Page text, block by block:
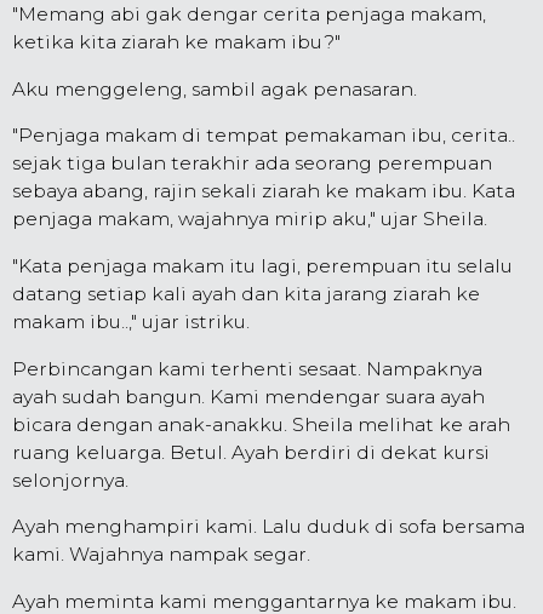
"Memang abi gak dengar cerita penjaga makam,
ketika kita ziarah ke makam ibu?"
Aku menggeleng, sambil agak penasaran.
"Penjaga makam di tempat pemakaman ibu, cerita..
sejak tiga bulan terakhir ada seorang perempuan
sebaya abang, rajin sekali ziarah ke makam ibu. Kata
penjaga makam, wajahnya mirip aku," ujar Sheila.
"Kata penjaga makam itu lagi, perempuan itu selalu
datang setiap kali ayah dan kita jarang ziarah ke
makam ibu..," ujar istriku.
Perbincangan kami terhenti sesaat. Nampaknya
ayah sudah bangun. Kami mendengar suara ayah
bicara dengan anak-anakku. Sheila melihat ke arah
ruang keluarga. Betul. Ayah berdiri di dekat kursi
selonjornya.
Ayah menghampiri kami. Lalu duduk di sofa bersama
kami. Wajahnya nampak segar.
Ayah meminta kami menggantarnya ke makam ibu.